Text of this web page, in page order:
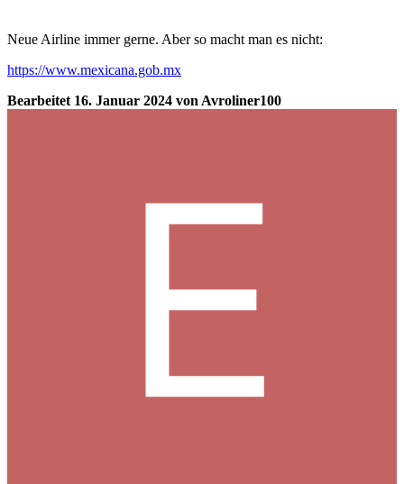
Neue Airline immer gerne. Aber so macht man es nicht:
https://www.mexicana.gob.mx
Bearbeitet 16. Januar 2024 von Avroliner100